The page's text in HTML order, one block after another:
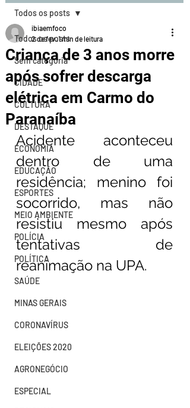
Todos os posts
Sem categoria
CIDADE
CULTURA
DESTAQUE
ECONOMIA
EDUCAÇÃO
ESPORTES
MEIO AMBIENTE
POLÍCIA
POLÍTICA
SAÚDE
MINAS GERAIS
CORONAVÍRUS
ELEIÇÕES 2020
AGRONEGÓCIO
ESPECIAL
Todos os posts
Criança de 3 anos morre
após sofrer descarga
elétrica em Carmo do
Paranaíba
ibiaemfoco
2 de fev.1 min de leitura
Acidente aconteceu
dentro de uma
residência; menino foi
socorrido, mas não
resistiu mesmo após
tentativas de
reanimação na UPA.